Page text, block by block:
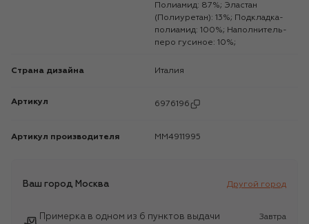
Полиамид: 87%; Эластан
(Полиуретан): 13%; Подкладка-
полиамид: 100%; Наполнитель-
перо гусиное: 10%;
Страна дизайна Италия
Артикул 6976196
Артикул производителя MM4911995
Ваш город Москва Другой город
Примерка в одном из 6 пунктов выдачи
Завтра